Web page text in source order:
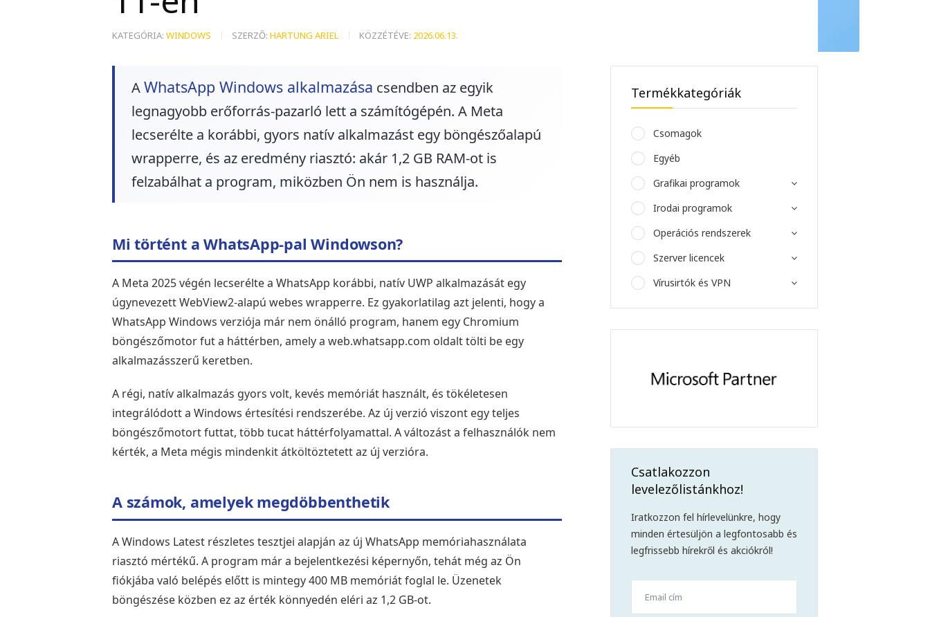
KATEGÓRIA: WINDOWS SZERZŐ: HARTUNG ARIEL KÖZZÉTÉVE: 2026.06.13.
AWhatsApp Windows alkalmazása csendben az egyik
legnagyobb erőforrás-pazarló lett a számítógépén. A Meta
lecserélte a korábbi, gyors natív alkalmazást egy böngészőalapú
wrapperre, és az eredmény riasztó: akár 1,2 GB RAM-ot is
felzabálhat a program, miközben Ön nem is használja.
Mi történt a WhatsApp-pal Windowson?
A Meta 2025 végén lecserélte a WhatsApp korábbi, natív UWP alkalmazását egy
úgynevezett WebView2-alapú webes wrapperre. Ez gyakorlatilag azt jelenti, hogy a
WhatsApp Windows verziója már nem önálló program, hanem egy Chromium
böngészőmotor fut a háttérben, amely a web.whatsapp.com oldalt tölti be egy
alkalmazásszerű keretben.
A régi, natív alkalmazás gyors volt, kevés memóriát használt, és tökéletesen
integrálódott a Windows értesítési rendszerébe. Az új verzió viszont egy teljes
böngészőmotort futtat, több tucat háttérfolyamattal. A változást a felhasználók nem
kérték, a Meta mégis mindenkit átköltöztetett az új verzióra.
A számok, amelyek megdöbbenthetik
A Windows Latest részletes tesztjei alapján az új WhatsApp memóriahasználata
riasztó mértékű. A program már a bejelentkezési képernyőn, tehát még az Ön
fiókjába való belépés előtt is mintegy 400 MB memóriát foglal le. Üzenetek
böngészése közben ez az érték könnyedén eléri az 1,2 GB-ot.
Termékkategóriák
Csomagok
Egyéb
Grafikai programok
Irodai programok
Operációs rendszerek
Szerver licencek
Vírusirtók és VPN
Csatlakozzon
levelezőlistánkhoz!
Iratkozzon fel hírlevelünkre, hogy
minden értesüljön a legfontosabb és
legfrissebb hírekről és akciókról!